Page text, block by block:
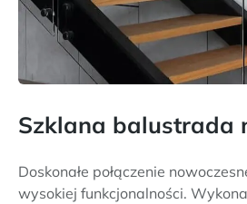
Szklana balustrada
Doskonałe połączenie
wysokiej funkcjonalności.